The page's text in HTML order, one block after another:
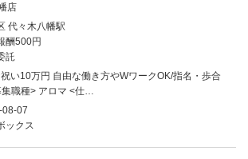
店
代々木八幡駅
酬500円
託
祝い10万円 自由な働き方やWワークOK/指名・歩合
職種> アロマ <仕…
07
ックス